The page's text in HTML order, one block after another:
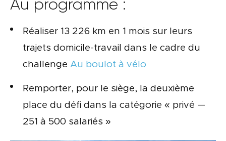
Au programme :
Réaliser 13 226 km en 1 mois sur leurs
trajets domicile-travail dans le cadre du
challenge Au boulot à vélo
Remporter, pour le siège, la deuxième
place du défi dans la catégorie « privé —
251 à 500 salariés »